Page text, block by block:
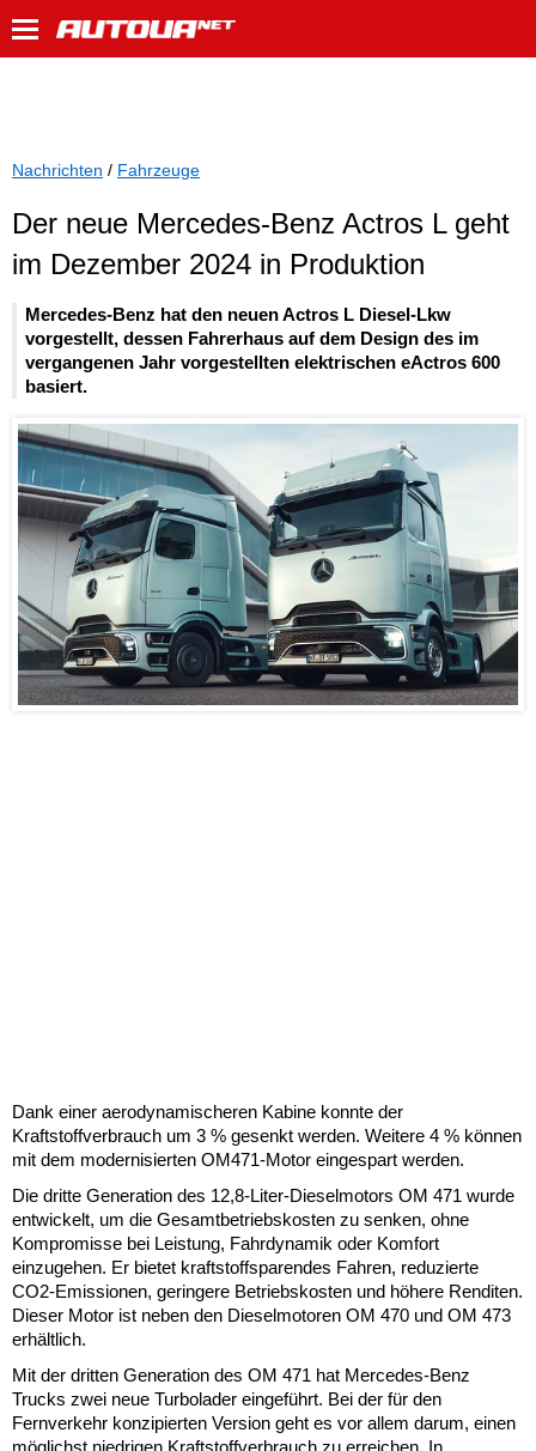
Nachrichten / Fahrzeuge
Der neue Mercedes-Benz Actros L geht
im Dezember 2024 in Produktion
Mercedes-Benz hat den neuen Actros L Diesel-Lkw
vorgestellt, dessen Fahrerhaus auf dem Design des im
vergangenen Jahr vorgestellten elektrischen eActros 600
basiert.
Dank einer aerodynamischeren Kabine konnte der
Kraftstoffverbrauch um 3 % gesenkt werden. Weitere 4 % können
mit dem modernisierten OM471-Motor eingespart werden.
Die dritte Generation des 12,8-Liter-Dieselmotors OM 471 wurde
entwickelt, um die Gesamtbetriebskosten zu senken, ohne
Kompromisse bei Leistung, Fahrdynamik oder Komfort
einzugehen. Er bietet kraftstoffsparendes Fahren, reduzierte
CO2-Emissionen, geringere Betriebskosten und höhere Renditen.
Dieser Motor ist neben den Dieselmotoren OM 470 und OM 473
erhältlich.
Mit der dritten Generation des OM 471 hat Mercedes-Benz
Trucks zwei neue Turbolader eingeführt. Bei der für den
Fernverkehr konzipierten Version geht es vor allem darum, einen
möglichst niedrigen Kraftstoffverbrauch zu erreichen. In